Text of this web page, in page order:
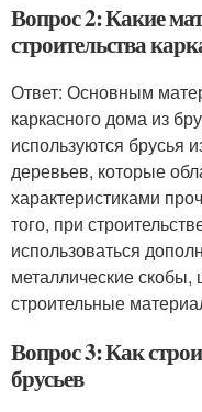
Вопрос 2: Какие
строительства
Ответ: Основным
каркасного дома из
используются брусья
деревьев, которые
характеристиками
того, при
использоваться
металлические скобы,
строительные
Вопрос 3: Как
брусьев